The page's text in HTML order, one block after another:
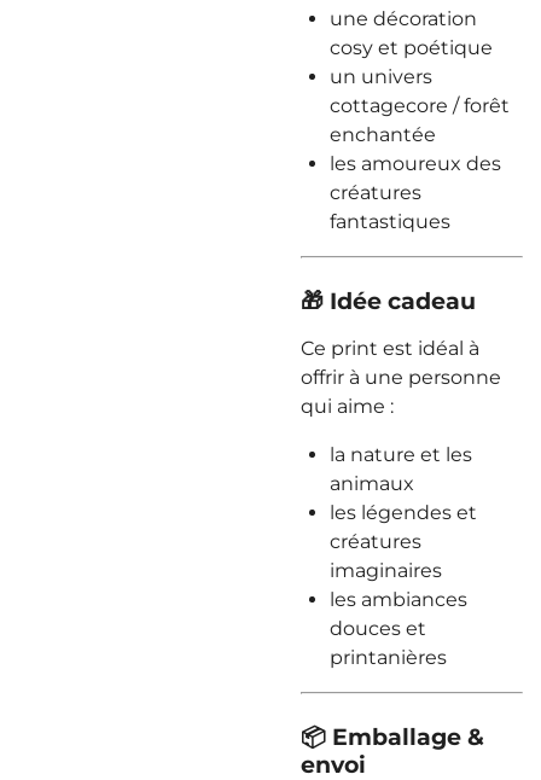
une décoration
cosy et poétique
un univers
cottagecore / forêt
enchantée
les amoureux des
créatures
fantastiques
🎁 Idée cadeau
Ce print est idéal à
offrir à une personne
qui aime :
la nature et les
animaux
les légendes et
créatures
imaginaires
les ambiances
douces et
printanières
📦 Emballage &
envoi